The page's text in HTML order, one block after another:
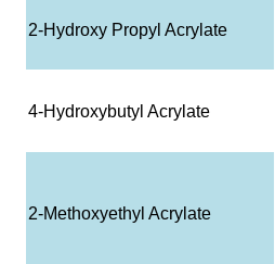
2-Hydroxy Propyl Acrylate
4-Hydroxybutyl Acrylate
2-Methoxyethyl Acrylate